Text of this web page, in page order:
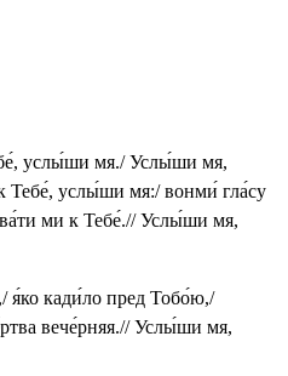
услы́ши мя./ Услы́ши мя,
Тебе́, услы́ши мя:/ вонми́ гла́су
ми к Тебе́.// Услы́ши мя,
я́ко кади́ло пред Тобо́ю,/
вече́рняя.// Услы́ши мя,